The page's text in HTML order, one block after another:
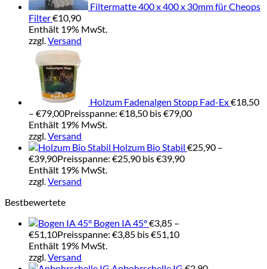
Filtermatte 400 x 400 x 30mm für Cheops
Filter€10,90
Enthält 19% MwSt.
zzgl.Versand
Holzum Fadenalgen Stopp Fad-Ex€18,50
– €79,00Preisspanne: €18,50 bis €79,00
Enthält 19% MwSt.
zzgl.Versand
Holzum Bio Stabil €25,90 –
€39,90Preisspanne: €25,90 bis €39,90
Enthält 19% MwSt.
zzgl.Versand
Bestbewertete
Bogen IA 45°€3,85 –
€51,10Preisspanne: €3,85 bis €51,10
Enthält 19% MwSt.
zzgl.Versand